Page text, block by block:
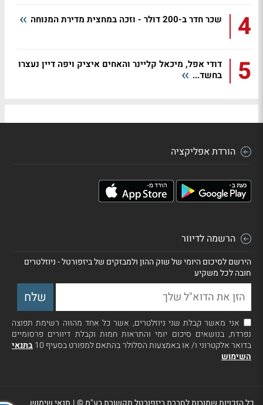
4 שכר חדר ב-200 דולר - וזכה במחצית מדירת המנוחה
5
דודי אפל, מיכאל קליינר והאחים איציק ויפה דיין נעצרו
בחשד...
הורדת אפליקציה
הרשמה לדיוור
הירשם לסיכום היומי של שוק ההון ולמבזקים של ביזפורטל - ניוזלטרים
חובה לכל משקיע
אני מאשר קבלת שני ניוזלטרים, אשר כל אחד מהווה רשימת תפוצה
נפרדת, בנושאים סיכום יומי והתראות חמות וקבלת דיוורים פרסומיים
בדואר אלקטרוני ו/ או באמצעות הסלולר בהתאם למפורט בסעיף 10
בתנאי
השימוש